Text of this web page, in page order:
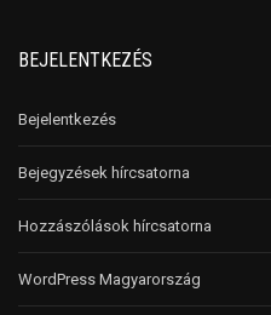
BEJELENTKEZÉS
Bejelentkezés
Bejegyzések hírcsatorna
Hozzászólások hírcsatorna
WordPress Magyarország